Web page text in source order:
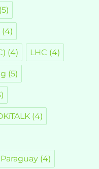
(5)
(4)
(4) LHC (4)
(5)
(4)
Paraguay (4)